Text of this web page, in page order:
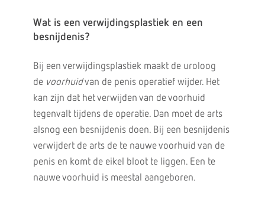
Wat is een verwijdingsplastiek en een
besnijdenis?
Bij een verwijdingsplastiek maakt de uroloog
de voorhuidvan de penis operatief wijder. Het
kan zijn dat het verwijden van de voorhuid
tegenvalt tijdens de operatie. Dan moet de arts
alsnog een besnijdenis doen. Bij een besnijdenis
verwijdert de arts de te nauwe voorhuid van de
penis en komt de eikel bloot te liggen. Een te
nauwe voorhuid is meestal aangeboren.